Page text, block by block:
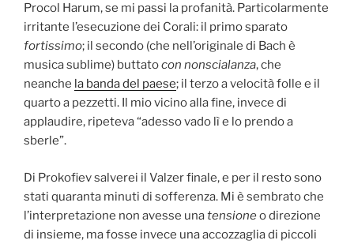
Procol Harum, se mi passi la profanità. Particolarmente
irritante l’esecuzione dei Corali: il primo sparato
fortissimo; il secondo (che nell’originale di Bach è
musica sublime) buttatocon nonscialanza, che
neanche la banda del paese; il terzo a velocità folle e il
quarto a pezzetti. Il mio vicino alla fine, invece di
applaudire, ripeteva “adesso vado lì e lo prendo a
sberle”.
Di Prokofiev salverei il Valzer finale, e per il resto sono
stati quaranta minuti di sofferenza. Mi è sembrato che
l’interpretazione non avesse unatensioneo direzione
di insieme, ma fosse invece una accozzaglia di piccoli